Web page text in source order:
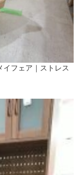
フェア｜ストレス